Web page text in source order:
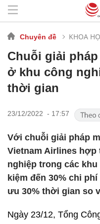
Chuyên đề KHOA
Chuỗi giải
ở khu công
thời gian
23/12/2022 - 17:57
Với chuỗi giải pháp
Vietnam Airlines hợp
nghiệp trong các
kiệm đến 30% chi
ưu 30% thời gian so
Ngày 23/12, Tổng